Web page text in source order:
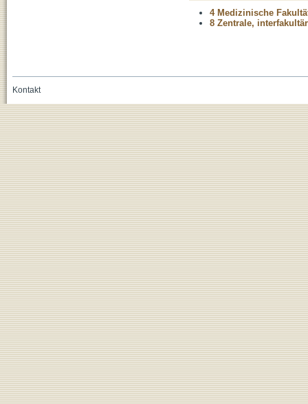
4 Medizinische
8 Zentrale,
Kontakt